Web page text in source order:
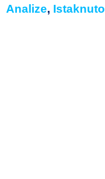
Analize, Istaknuto